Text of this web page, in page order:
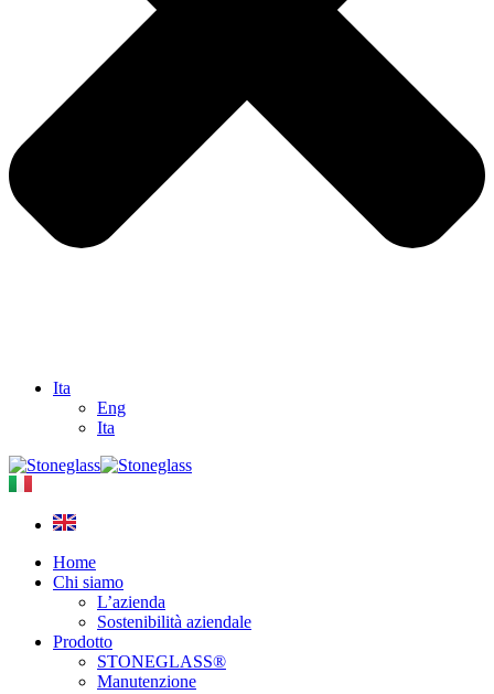
Ita
Eng
Ita
Home
Chi siamo
L’azienda
Sostenibilità aziendale
Prodotto
STONEGLASS®
Manutenzione